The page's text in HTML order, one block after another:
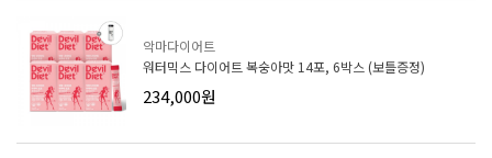
악마다이어트
워터믹스 다이어트 복숭아맛 14포, 6박스 (보틀증정)
234,000원